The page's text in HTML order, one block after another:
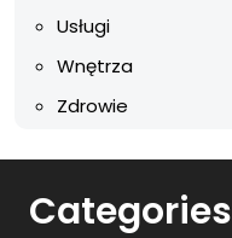
Usługi
Wnętrza
Zdrowie
Categories